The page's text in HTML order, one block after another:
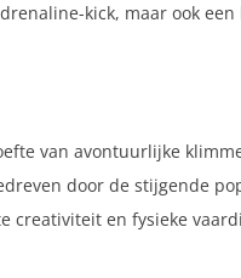
kick, maar ook
van avontuurlijke
door de stijgende
en fysieke